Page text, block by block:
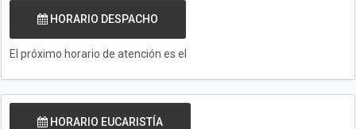
HORARIO DESPACHO
El próximo horario de atención es el
HORARIO EUCARISTÍA